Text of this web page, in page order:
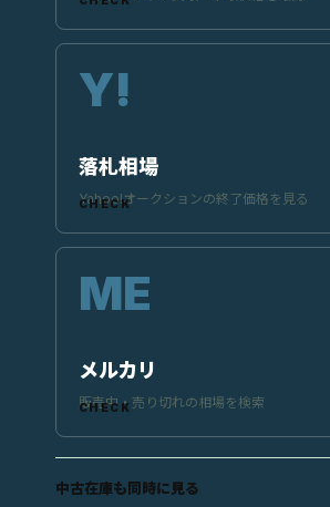
落札相場
Yahoo!オークションの終了価格を見る
メルカリ
販売中・売り切れの相場を検索
中古在庫も同時に見る